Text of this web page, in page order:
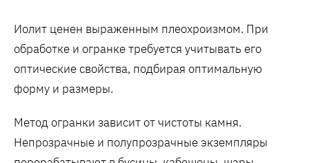
Иолит ценен выраженным плеохроизмом. При
обработке и огранке требуется учитывать его
оптические свойства, подбирая оптимальную
форму и размеры.
Метод огранки зависит от чистоты камня.
Непрозрачные и полупрозрачные экземпляры